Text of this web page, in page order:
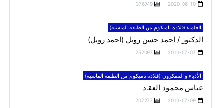
2020-06-10
376749
العلماء (قلادة تاميكوم من الطبقة الماسية)
الدكتور / احمد حسن زويل (احمد زويل)
2013-07-07
252097
الأدباء و المفكرون (قلادة تاميكوم من الطبقة الماسية)
عباس محمود العقاد
2013-07-09
207277